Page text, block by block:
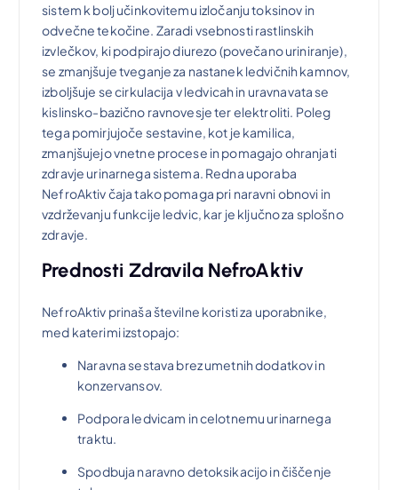
sistem k bolj učinkovitemu izločanju toksinov in
odvečne tekočine. Zaradi vsebnosti rastlinskih
izvlečkov, ki podpirajo diurezo (povečano uriniranje),
se zmanjšuje tveganje za nastanek ledvičnih kamnov,
izboljšuje se cirkulacija v ledvicah in uravnavata se
kislinsko-bazično ravnovesje ter elektroliti. Poleg
tega pomirjujoče sestavine, kot je kamilica,
zmanjšujejo vnetne procese in pomagajo ohranjati
zdravje urinarnega sistema. Redna uporaba
NefroAktiv čaja tako pomaga pri naravni obnovi in
vzdrževanju funkcije ledvic, kar je ključno za splošno
zdravje.
Prednosti Zdravila NefroAktiv
NefroAktiv prinaša številne koristi za uporabnike,
med katerimi izstopajo:
Naravna sestava brez umetnih dodatkov in
konzervansov.
Podpora ledvicam in celotnemu urinarnega
traktu.
Spodbuja naravno detoksikacijo in čiščenje